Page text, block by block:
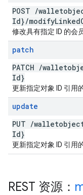
POST /
Id}/modifyLinked
修改具有指定 ID 的会
patch
PATCH /
Id}
更新指定对象 ID 引用
update
PUT /
Id}
更新指定对象 ID 引用
REST 资源：